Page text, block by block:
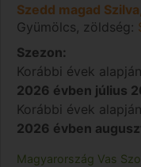
Szedd magad
Gyümölcs, zöldség:
Szezon:
Korábbi évek
2026 évben július
Korábbi évek
2026 évben
Magyarország Vas